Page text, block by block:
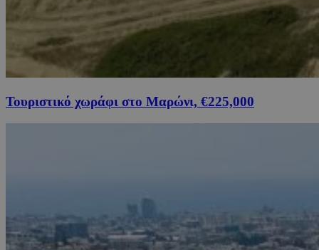
Τουριστικό χωράφι στο Μαρώνι, €225,000